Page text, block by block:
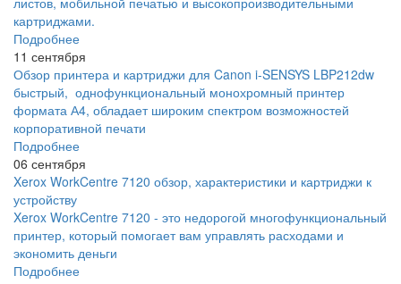
картриджами.
Подробнее
11 сентября
Обзор принтера и картриджи для Canon i-SENSYS LBP212dw
быстрый, однофункциональный монохромный принтер
формата А4, обладает широким спектром возможностей
корпоративной печати
Подробнее
06 сентября
Xerox WorkCentre 7120 обзор, характеристики и картриджи к
устройству
Xerox WorkCentre 7120 - это недорогой многофункциональный
принтер, который помогает вам управлять расходами и
экономить деньги
Подробнее